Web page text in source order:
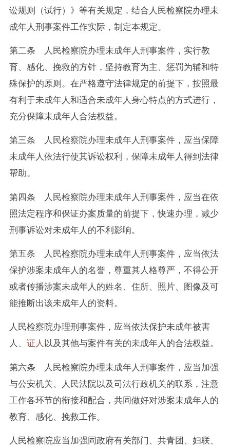
讼规则（试行）》等有关规定，结合人民检察院办理未
成年人刑事案件工作实际，制定本规定。
第二条 人民检察院办理未成年人刑事案件，实行教
育、感化、挽救的方针，坚持教育为主、惩罚为辅和特
殊保护的原则。在严格遵守法律规定的前提下，按照最
有利于未成年人和适合未成年人身心特点的方式进行，
充分保障未成年人合法权益。
第三条 人民检察院办理未成年人刑事案件，应当保障
未成年人依法行使其诉讼权利，保障未成年人得到法律
帮助。
第四条 人民检察院办理未成年人刑事案件，应当在依
照法定程序和保证办案质量的前提下，快速办理，减少
刑事诉讼对未成年人的不利影响。
第五条 人民检察院办理未成年人刑事案件，应当依法
保护涉案未成年人的名誉，尊重其人格尊严，不得公开
或者传播涉案未成年人的姓名、住所、照片、图像及可
能推断出该未成年人的资料。
人民检察院办理刑事案件，应当依法保护未成年被害
人、 证人以及其他与案件有关的未成年人的合法权益。
第六条 人民检察院办理未成年人刑事案件，应当加强
与公安机关、人民法院以及司法行政机关的联系，注意
工作各环节的衔接和配合，共同做好对涉案未成年人的
教育、感化、挽救工作。
人民检察院应当加强同政府有关部门、共青团、妇联、